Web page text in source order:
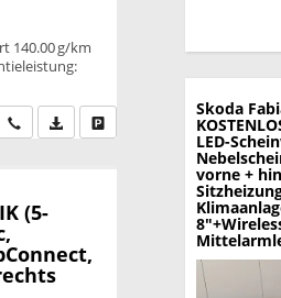
140.00 g/km
Wir rufen Sie anPDF-Datei, Fahrzeugexposé
Drucken, parken oder
(5-
Skoda
LED-
vorne +